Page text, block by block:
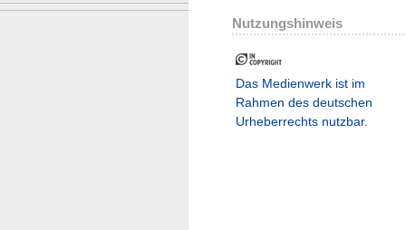
Nutzungshinweis
Das Medienwerk ist im
Rahmen des deutschen
Urheberrechts nutzbar.